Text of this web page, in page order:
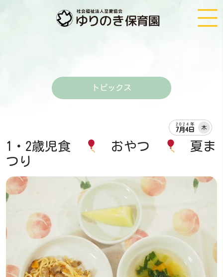
トピックス
2024年
7月4日 木
1・2歳児食 おやつ
夏ま
つり